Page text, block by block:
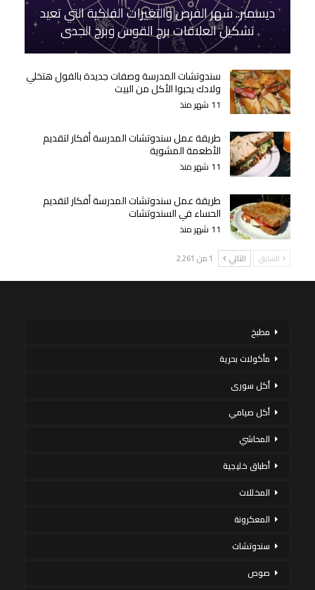
ديسمبر.. شهر الفرص والتغيرات الفلكية التي تعيد
تشكيل العلاقات برج القوس وبرج الجدي
سندوتشات المدرسة وصفات جديدة بالفول هتخلي
ولادك يحبوا الأكل من البيت
11 شهر منذ
طريقة عمل سندوتشات المدرسة أفكار لتقديم
الأطعمة المشوية
11 شهر منذ
طريقة عمل سندوتشات المدرسة أفكار لتقديم
الحساء في السندوتشات
11 شهر منذ
السابق التالي 1 من 2٬261
مطبخ
مأكولات بحرية
أكل سورى
أكل صيامي
المحاشي
أطباق خليجية
المخللات
المعكرونة
سندوتشات
صوص